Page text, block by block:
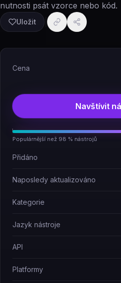
nutnosti psát vzorce nebo kód.
Uložit
Cena
Navštívit
Populárnější než 98 % nástrojů
Přidáno
Naposledy aktualizováno
Kategorie
Jazyk nástroje
API
Platformy